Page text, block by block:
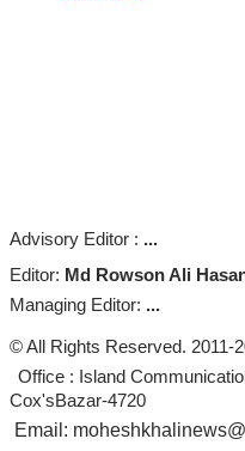
Advisory Editor : ...
Editor: Md Rowson Ali
Managing Editor: ...
© All Rights Reserved. 2011-
Office : Island
Cox'sBazar-4720
Email: